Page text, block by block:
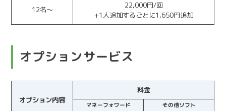
12名～
22,000円/回
+1 人追加するごとに1,650円追加
オプションサービス
オプション内容
料金
マネーフォワード
その他ソフト